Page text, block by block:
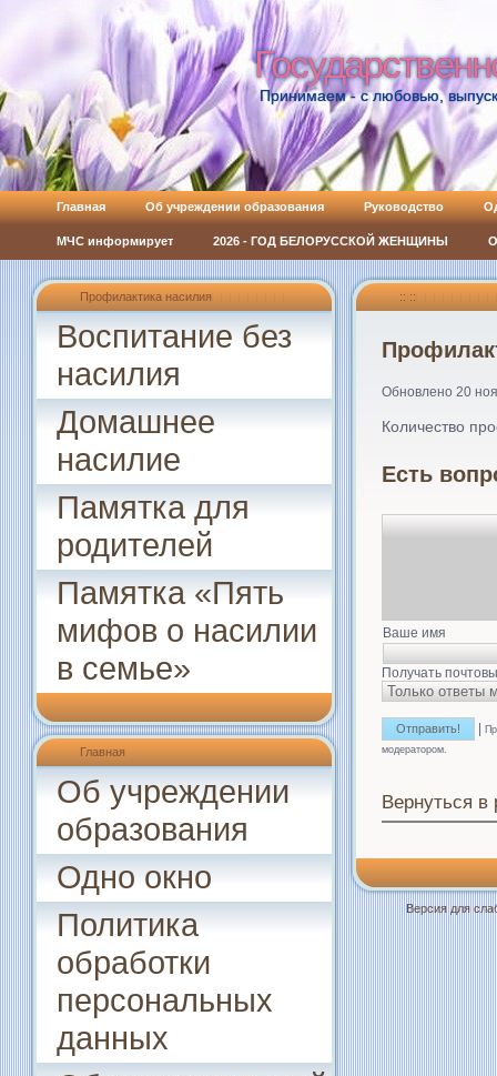
Принимаем - с любовью,
Главная Об учреждении образования Руководство
МЧС информирует 2026 - ГОД БЕЛОРУССКОЙ ЖЕНЩИНЫ
Профилактика насилия
Воспитание без
насилия
Домашнее
насилие
Памятка для
родителей
Памятка «Пять
мифов о насилии
в семье»
Главная
Об учреждении
образования
Одно окно
Политика
обработки
персональных
данных
:: ::
Обновлено 20
Количество
Есть
Ваше имя
Получать
модератором.
Вернуться в
Версия для